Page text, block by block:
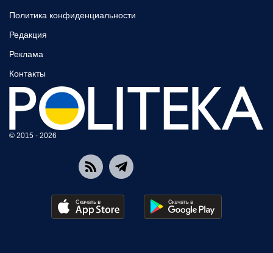
Политика конфиденциальности
Редакция
Реклама
Контакты
© 2015 - 2026